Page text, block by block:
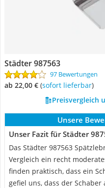
Städter 987563
97 Bewertungen
ab 22,00 € ( Sofort lieferbar)
Preisvergleich
Unsere
Unser Fazit für Städter
Das Städter 987563
Vergleich ein recht
finden praktisch, dass ein
gefiel uns, dass der